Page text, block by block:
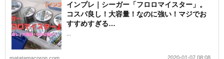
インプレ｜シーガー「フロロマイスター」。
コスパ良し！大容量！なのに強い！マジでお
すすめすぎる…
2020-01-07 08:08